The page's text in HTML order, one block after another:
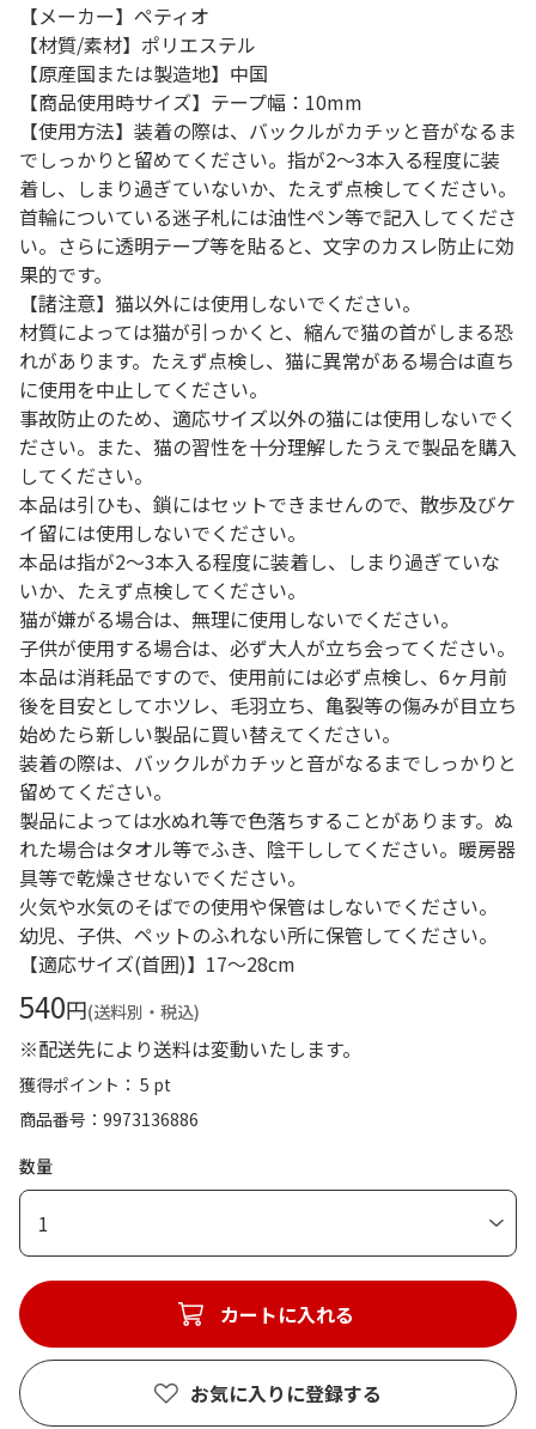
【メーカー】ペティオ
【材質/素材】ポリエステル
【原産国または製造地】中国
【商品使用時サイズ】テープ幅：10mm
【使用方法】装着の際は、バックルがカチッと音がなるま
でしっかりと留めてください。指が2～3本入る程度に装
着し、しまり過ぎていないか、たえず点検してください。
首輪についている迷子札には油性ペン等で記入してくださ
い。さらに透明テープ等を貼ると、文字のカスレ防止に効
果的です。
【諸注意】猫以外には使用しないでください。
材質によっては猫が引っかくと、縮んで猫の首がしまる恐
れがあります。たえず点検し、猫に異常がある場合は直ち
に使用を中止してください。
事故防止のため、適応サイズ以外の猫には使用しないでく
ださい。また、猫の習性を十分理解したうえで製品を購入
してください。
本品は引ひも、鎖にはセットできませんので、散歩及びケ
イ留には使用しないでください。
本品は指が2～3本入る程度に装着し、しまり過ぎていな
いか、たえず点検してください。
猫が嫌がる場合は、無理に使用しないでください。
子供が使用する場合は、必ず大人が立ち会ってください。
本品は消耗品ですので、使用前には必ず点検し、6ヶ月前
後を目安としてホツレ、毛羽立ち、亀裂等の傷みが目立ち
始めたら新しい製品に買い替えてください。
装着の際は、バックルがカチッと音がなるまでしっかりと
留めてください。
製品によっては水ぬれ等で色落ちすることがあります。ぬ
れた場合はタオル等でふき、陰干ししてください。暖房器
具等で乾燥させないでください。
火気や水気のそばでの使用や保管はしないでください。
幼児、子供、ペットのふれない所に保管してください。
【適応サイズ(首囲)】17～28cm
540円(送料別・税込)
※配送先により送料は変動いたします。
獲得ポイント： 5 pt
商品番号
9973136886
数量
1
カートに入れる
お気に入りに登録する